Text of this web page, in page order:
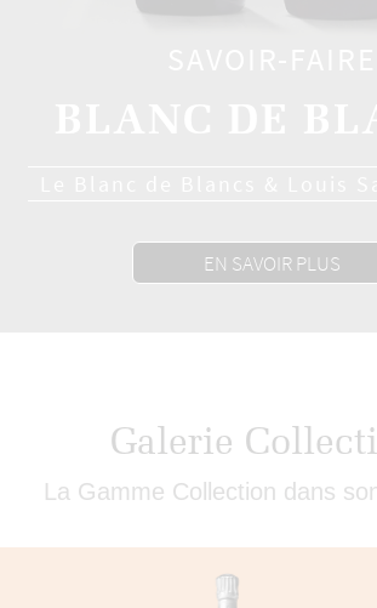
EN SAVOIR PLUS
Galerie
La Gamme Collection dans